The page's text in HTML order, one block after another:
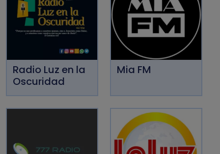
Radio Luz en la
Oscuridad
Mia FM